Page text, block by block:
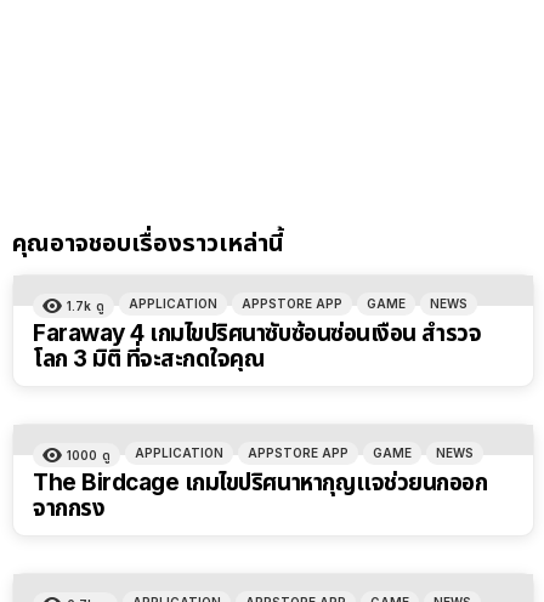
คุณอาจชอบเรื่องราวเหล่านี้
1.7k ดู APPLICATION APPSTORE APP GAME NEWS
Faraway 4 เกมไขปริศนาซับซ้อนซ่อนเงื่อน สำรวจ
โลก 3 มิติ ที่จะสะกดใจคุณ
1000 ดู APPLICATION APPSTORE APP GAME NEWS
The Birdcage เกมไขปริศนาหากุญแจช่วยนกออก
จากกรง